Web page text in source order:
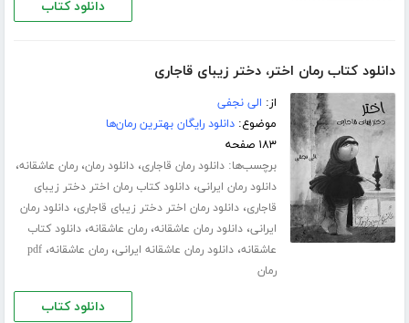
دانلود کتاب
دانلود کتاب رمان اختر، دختر زیبای قاجاری
از: الی نجفی
موضوع:دانلود رایگان بهترین رمان‌ها
۱۸۳ صفحه
برچسب‌ها:دانلود رمان قاجاری،دانلود رمان،رمان عاشقانه،
دانلود رمان ایرانی،دانلود کتاب رمان اختر دختر زیبای
قاجاری،دانلود رمان اختر دختر زیبای قاجاری،دانلود رمان
ایرانی،دانلود رمان عاشقانه،رمان عاشقانه،دانلود کتاب
عاشقانه،دانلود رمان عاشقانه ایرانی،رمان عاشقانه،pdf
رمان
دانلود کتاب